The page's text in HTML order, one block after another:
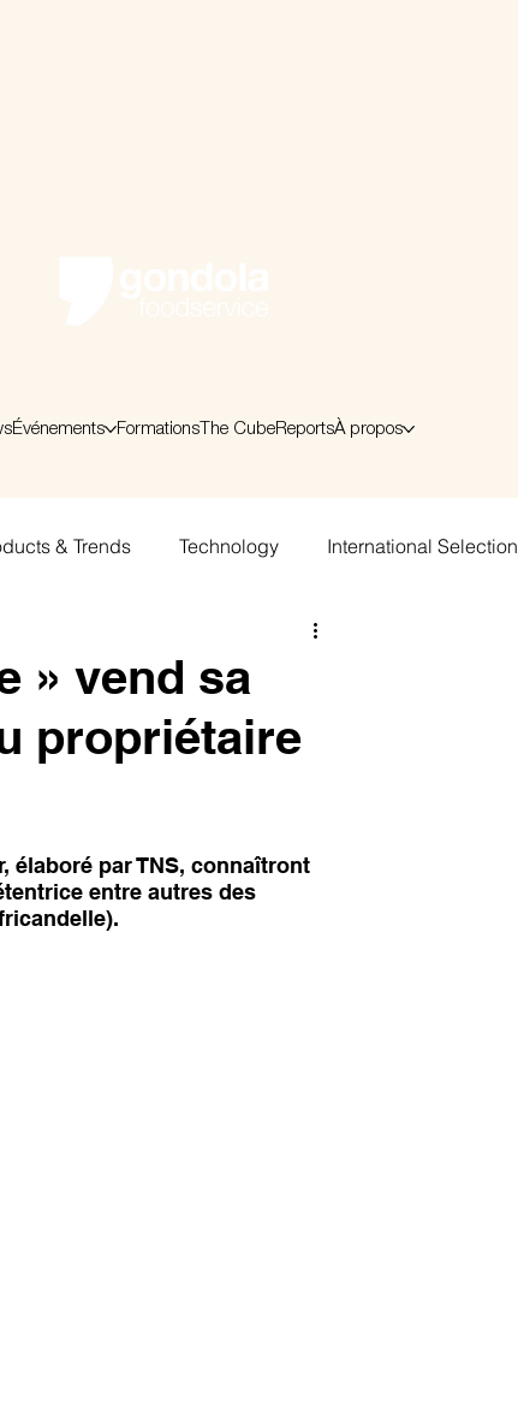
Événements Formations The CubeReportsÀ propos
& Trends Technology International Selection
» vend sa
propriétaire
élaboré par TNS, connaîtront
entre autres des